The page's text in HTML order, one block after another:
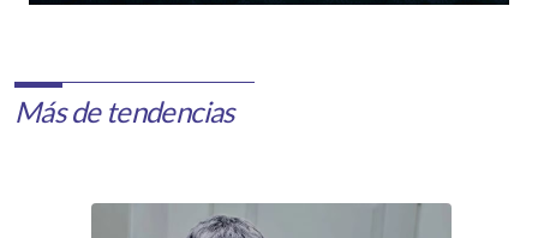
Más de tendencias